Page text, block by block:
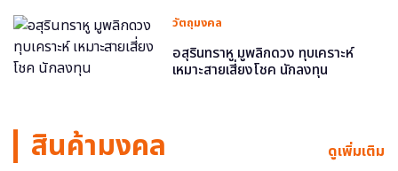
วัตถุมงคล
อสุรินทราหู มูพลิกดวง ทุบเคราะห์
เหมาะสายเสี่ยงโชค นักลงทุน
สินค้ามงคล ดูเพิ่มเติม